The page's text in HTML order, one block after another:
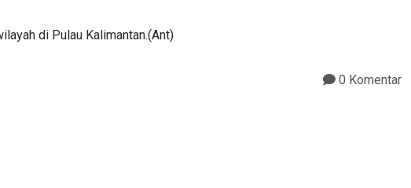
di Pulau Kalimantan.(Ant)
0 Komentar